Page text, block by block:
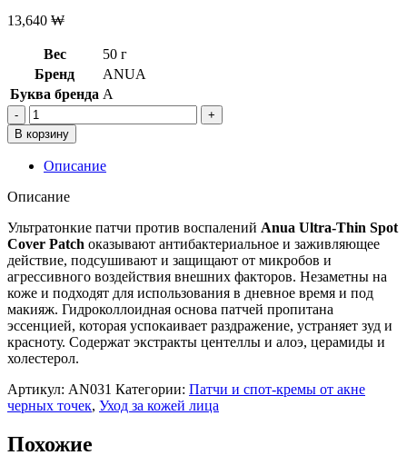
13,640 ₩
Вес
50 г
Бренд
ANUA
Буква бренда A
Количество
товара
Ультратонкие
патчи
против
воспалений
Ultra-
Thin
Spot
Cover
Patch,75
шт.
(30
шт.*10мм,
45
В корзину
Описание
Описание
Ультратонкие патчи против воспалений Anua Ultra-Thin Spot
Cover Patch оказывают антибактериальное и заживляющее
действие, подсушивают и защищают от микробов и
агрессивного воздействия внешних факторов. Незаметны на
коже и подходят для использования в дневное время и под
макияж. Гидроколлоидная основа патчей пропитана
эссенцией, которая успокаивает раздражение, устраняет зуд и
красноту. Содержат экстракты центеллы и алоэ, церамиды и
холестерол.
Артикул: AN031 Категории: Патчи и спот-кремы от акне
черных точек, Уход за кожей лица
Похожие